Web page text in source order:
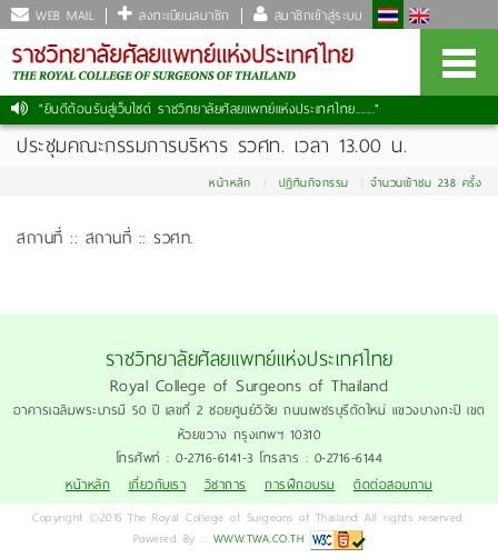
WEB MAIL ลงทะเบียนสมาชิก สมาชิกเข้าสู่ระบบ
"ยินดีต้อนรับสู่เว็บไซต์ ราชวิทยาลัยศัลยแพทย์แห่งประเทศไทย......."
ประชุมคณะกรรมการบริหาร รวศท. เวลา 13.00 น.
หน้าหลัก ปฏิทินกิจกรรม จำนวนเข้าชม 238 ครั้ง
สถานที่ :: สถานที่ :: รวศท.
ราชวิทยาลัยศัลยแพทย์แห่งประเทศไทย
Royal College of Surgeons of Thailand
อาคารเฉลิมพระบารมี 50 ปี เลขที่ 2 ซอยศูนย์วิจัย ถนนเพชรบุรีตัดใหม่ แขวงบางกะปิ เขต
ห้วยขวาง กรุงเทพฯ 10310
โทรศัพท์ : 0-2716-6141-3 โทรสาร : 0-2716-6144
หน้าหลัก
เกี่ยวกับเรา วิชาการ การฝึกอบรม ติดต่อสอบถาม
Copyright ©2015 The Royal College of Surgeons of Thailand All rights reserved.
Powered By :: WWW.TWA.CO.TH